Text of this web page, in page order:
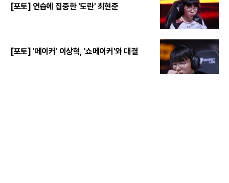
[포토] 연습에 집중한 '도란' 최현준
[포토] '페이커' 이상혁, '쇼메이커'와 대결